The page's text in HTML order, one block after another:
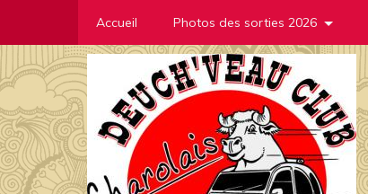
Accueil Photos des sorties 2026